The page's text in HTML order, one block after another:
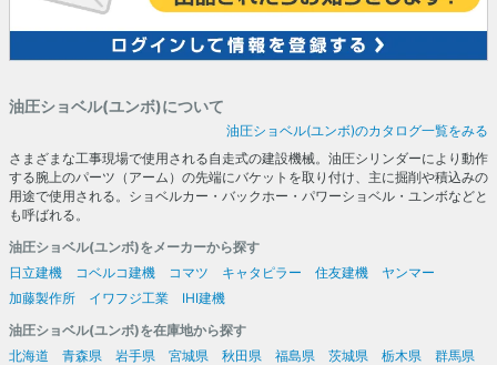
油圧ショベル(ユンボ)について
油圧ショベル(ユンボ)のカタログ一覧をみる
さまざまな工事現場で使用される自走式の建設機械。油圧シリンダーにより動作
する腕上のパーツ（アーム）の先端にバケットを取り付け、主に掘削や積込みの
用途で使用される。ショベルカー・バックホー・パワーショベル・ユンボなどと
も呼ばれる。
油圧ショベル(ユンボ)をメーカーから探す
日立建機
コベルコ建機 コマツ キャタピラー 住友建機
ヤンマー
加藤製作所
イワフジ工業
IHI建機
油圧ショベル(ユンボ)を在庫地から探す
北海道
青森県 岩手県 宮城県 秋田県 福島県 茨城県 栃木県
群馬県